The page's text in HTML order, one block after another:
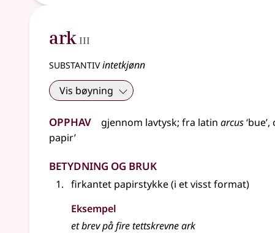
ark III
substantivintetkjønn
Vis bøyning
Opphav gjennom lavtysk; fra latin arcus
papir’
Betydning og bruk
firkantet papirstykke (i et visst format)
Eksempel
et brev på fire tettskrevneark